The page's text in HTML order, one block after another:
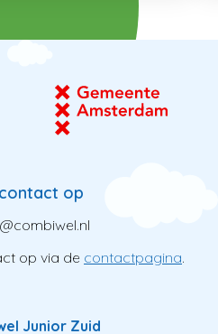
op
op via de contactpagina.
Junior Zuid